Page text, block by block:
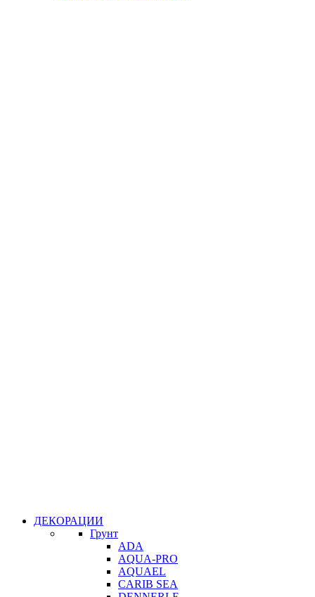
ДЕКОРАЦИИ
Грунт
ADA
AQUA-PRO
AQUAEL
CARIB SEA